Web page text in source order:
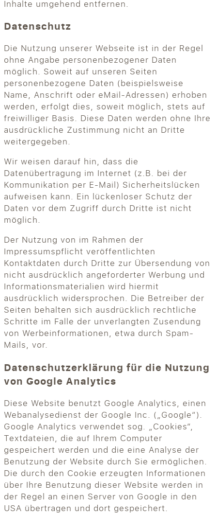
Inhalte umgehend entfernen.
Datenschutz
Die Nutzung unserer Webseite ist in der Regel
ohne Angabe personenbezogener Daten
möglich. Soweit auf unseren Seiten
personenbezogene Daten (beispielsweise
Name, Anschrift oder eMail-Adressen) erhoben
werden, erfolgt dies, soweit möglich, stets auf
freiwilliger Basis. Diese Daten werden ohne Ihre
ausdrückliche Zustimmung nicht an Dritte
weitergegeben.
Wir weisen darauf hin, dass die
Datenübertragung im Internet (z.B. bei der
Kommunikation per E-Mail) Sicherheitslücken
aufweisen kann. Ein lückenloser Schutz der
Daten vor dem Zugriff durch Dritte ist nicht
möglich.
Der Nutzung von im Rahmen der
Impressumspflicht veröffentlichten
Kontaktdaten durch Dritte zur Übersendung von
nicht ausdrücklich angeforderter Werbung und
Informationsmaterialien wird hiermit
ausdrücklich widersprochen. Die Betreiber der
Seiten behalten sich ausdrücklich rechtliche
Schritte im Falle der unverlangten Zusendung
von Werbeinformationen, etwa durch Spam-
Mails, vor.
Datenschutzerklärung für die Nutzung
von Google Analytics
Diese Website benutzt Google Analytics, einen
Webanalysedienst der Google Inc. („Google“).
Google Analytics verwendet sog. „Cookies“,
Textdateien, die auf Ihrem Computer
gespeichert werden und die eine Analyse der
Benutzung der Website durch Sie ermöglichen.
Die durch den Cookie erzeugten Informationen
über Ihre Benutzung dieser Website werden in
der Regel an einen Server von Google in den
USA übertragen und dort gespeichert.